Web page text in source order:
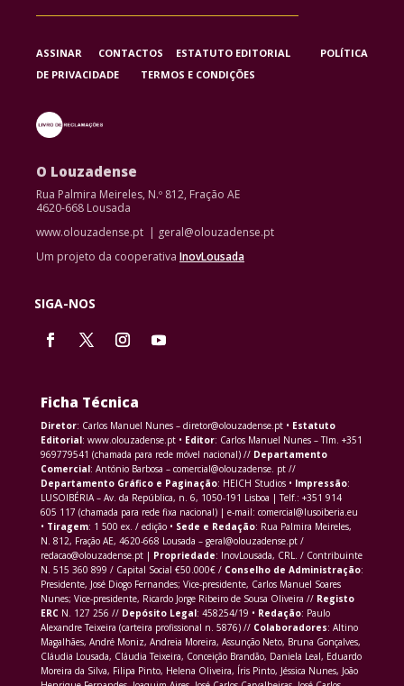
ASSINAR CONTACTOS ESTATUTO EDITORIAL POLÍTICA
DE PRIVACIDADE TERMOS E CONDIÇÕES
O Louzadense
Rua Palmira Meireles, N.º 812, Fração AE
4620-668 Lousada
www.olouzadense.pt | geral@olouzadense.pt
Um projeto da cooperativa InovLousada
SIGA-NOS
Ficha Técnica
Diretor: Carlos Manuel Nunes – diretor@olouzadense.pt • Estatuto
Editorial: www.olouzadense.pt • Editor: Carlos Manuel Nunes – Tlm. +351
969779541 (chamada para rede móvel nacional) // Departamento
Comercial: António Barbosa – comercial@olouzadense. pt //
Departamento Gráfico e Paginação: HEICH Studios • Impressão:
LUSOIBÉRIA – Av. da República, n. 6, 1050-191 Lisboa | Telf.: +351 914
605 117 (chamada para rede fixa nacional) | e-mail: comercial@lusoiberia.eu
• Tiragem: 1 500 ex. / edição • Sede e Redação: Rua Palmira Meireles,
N. 812, Fração AE, 4620-668 Lousada – geral@olouzadense.pt /
redacao@olouzadense.pt | Propriedade: InovLousada, CRL. / Contribuinte
N. 515 360 899 / Capital Social €50.000€ / Conselho de Administração:
Presidente, José Diogo Fernandes; Vice-presidente, Carlos Manuel Soares
Nunes; Vice-presidente, Ricardo Jorge Ribeiro de Sousa Oliveira // Registo
ERCN. 127 256 // Depósito Legal: 458254/19 • Redação: Paulo
Alexandre Teixeira (carteira profissional n. 5876) // Colaboradores: Altino
Magalhães, André Moniz, Andreia Moreira, Assunção Neto, Bruna Gonçalves,
Cláudia Lousada, Cláudia Teixeira, Conceição Brandão, Daniela Leal, Eduardo
Moreira da Silva, Filipa Pinto, Helena Oliveira, Íris Pinto, Jéssica Nunes, João